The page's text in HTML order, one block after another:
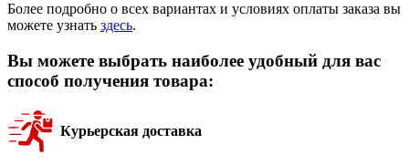
Более подробно о всех вариантах и условиях оплаты заказа вы
можете узнать здесь.
Вы можете выбрать наиболее удобный для вас
способ получения товара:
Курьерская доставка